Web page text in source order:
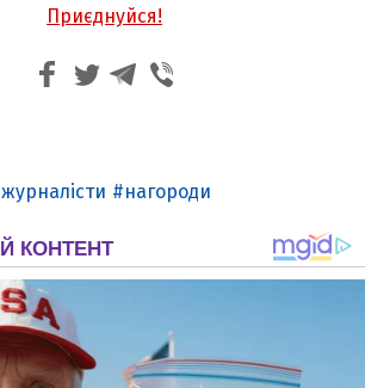
Приєднуйся!
журналісти нагороди